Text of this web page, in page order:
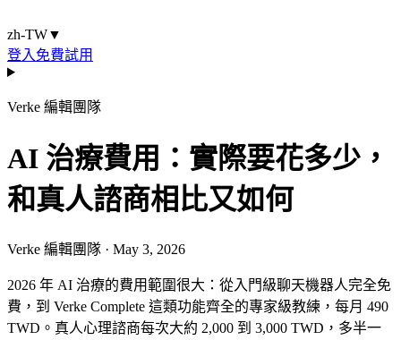
zh-TW▼
登入 免費試用
Verke 編輯團隊
AI 治療費用：實際要花多少，
和真人諮商相比又如何
Verke 編輯團隊 · May 3, 2026
2026 年 AI 治療的費用範圍很大：從入門級聊天機器人完全免
費，到 Verke Complete 這類功能齊全的專家級教練，每月 490
TWD。真人心理諮商每次大約 2,000 到 3,000 TWD，多半一